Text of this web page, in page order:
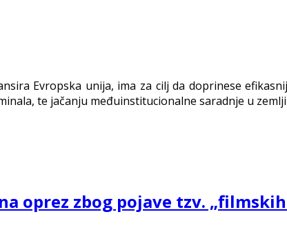
Evropska unija, ima za cilj da doprinese
te jačanju međuinstitucionalne saradnje u
oprez zbog pojave tzv.